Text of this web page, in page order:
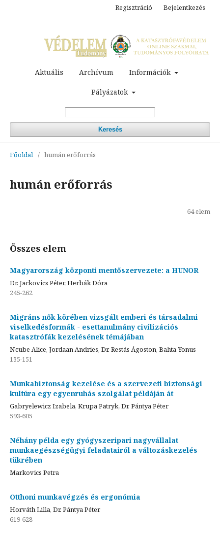
Aktuális Archívum Információk
Pályázatok
Keresés
Regisztráció Bejelentkezés
Főoldal / humán erőforrás
humán erőforrás
64 elem
Összes elem
Magyarország központi mentőszervezete: a HUNOR
Dr. Jackovics Péter, Herbák Dóra
245-262
Migráns nők körében vizsgált emberi és társadalmi
viselkedésformák - esettanulmány civilizációs
katasztrófák kezelésének témájában
Ncube Alice, Jordaan Andries, Dr. Restás Ágoston, Bahta Yonus
135-151
Munkabiztonság kezelése és a szervezeti biztonsági
kultúra egy egyenruhás szolgálat példáján át
Gabryelewicz Izabela, Krupa Patryk, Dr. Pántya Péter
593-605
Néhány példa egy gyógyszeripari nagyvállalat
munkaegészségügyi feladatairól a változáskezelés
tükrében
Markovics Petra
Otthoni munkavégzés és ergonómia
Horváth Lilla, Dr. Pántya Péter
619-628